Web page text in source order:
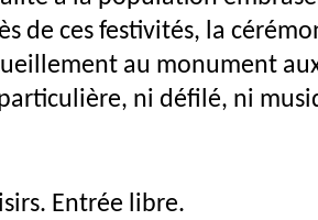
de ces festivités, la
au monument
ni défilé, ni
Entrée libre.